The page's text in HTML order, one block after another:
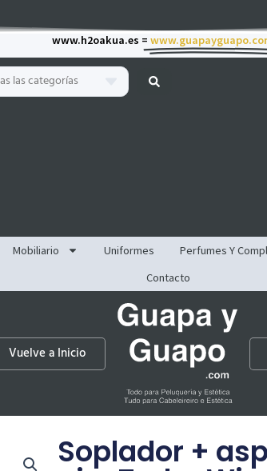
www.h2oakua.es =
las categorías
Mobiliario Uniformes Perfumes Y
Contacto
Vuelve a Inicio
Soplador +